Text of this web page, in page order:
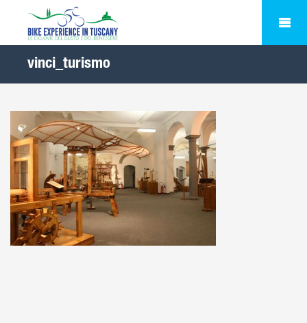
vinci_turismo